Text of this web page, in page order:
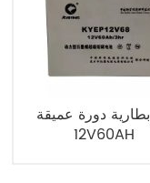
بطارية دورة عميقة EV
12V60AH